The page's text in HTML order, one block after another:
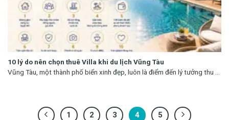
10 lý do nên chọn thuê Villa khi du lịch Vũng Tàu
Vũng Tàu, một thành phố biển xinh đẹp, luôn là điểm đến lý tưởng thu ...
1 2 3 4 5